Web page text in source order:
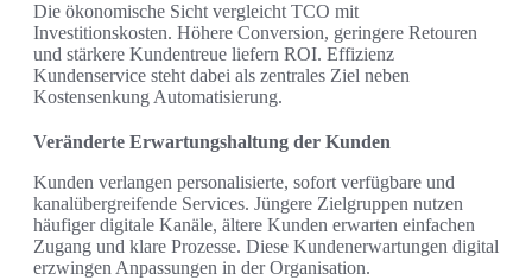
Die ökonomische Sicht vergleicht TCO mit
Investitionskosten. Höhere Conversion, geringere Retouren
und stärkere Kundentreue liefern ROI. Effizienz
Kundenservice steht dabei als zentrales Ziel neben
Kostensenkung Automatisierung.
Veränderte Erwartungshaltung der Kunden
Kunden verlangen personalisierte, sofort verfügbare und
kanalübergreifende Services. Jüngere Zielgruppen nutzen
häufiger digitale Kanäle, ältere Kunden erwarten einfachen
Zugang und klare Prozesse. Diese Kundenerwartungen digital
erzwingen Anpassungen in der Organisation.